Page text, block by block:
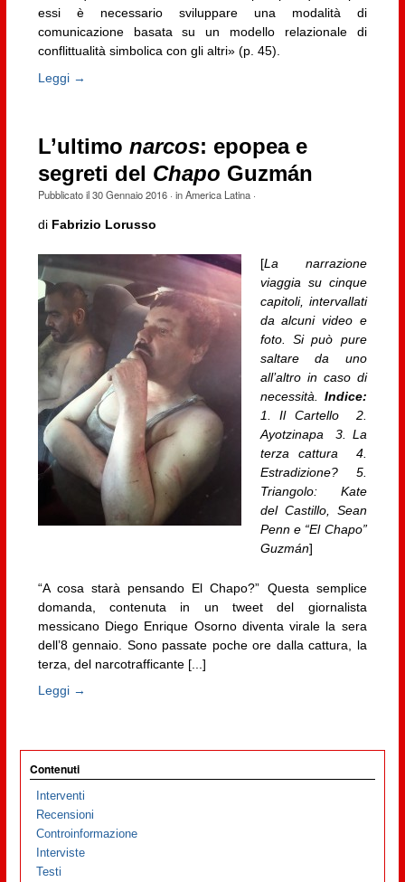
essi è necessario sviluppare una modalità di
comunicazione basata su un modello relazionale di
conflittualità simbolica con gli altri» (p. 45).
Leggi →
L’ultimo narcos: epopea e
segreti del Chapo Guzmán
Pubblicato il30 Gennaio 2016· inAmerica Latina·
di Fabrizio Lorusso
[La narrazione
viaggia su cinque
capitoli, intervallati
da alcuni video e
foto. Si può pure
saltare da uno
all’altro in caso di
necessità. Indice:
1. Il Cartello 2.
Ayotzinapa 3. La
terza cattura 4.
Estradizione? 5.
Triangolo: Kate
del Castillo, Sean
Penn e “El Chapo”
Guzmán]
“A cosa starà pensando El Chapo?” Questa semplice
domanda, contenuta in un tweet del giornalista
messicano Diego Enrique Osorno diventa virale la sera
dell’8 gennaio. Sono passate poche ore dalla cattura, la
terza, del narcotrafficante [...]
Leggi →
Contenuti
Interventi
Recensioni
Controinformazione
Interviste
Testi